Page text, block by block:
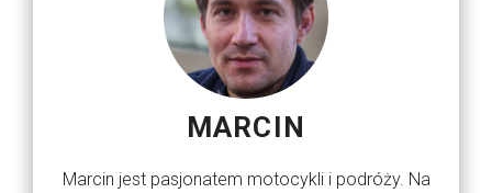
MARCIN
Marcin jest pasjonatem motocykli i podróży. Na